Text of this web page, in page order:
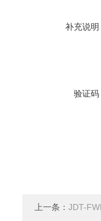
补充说明
验证码
上一条： JDT-